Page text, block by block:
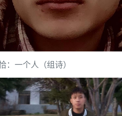
：一个人（组诗）